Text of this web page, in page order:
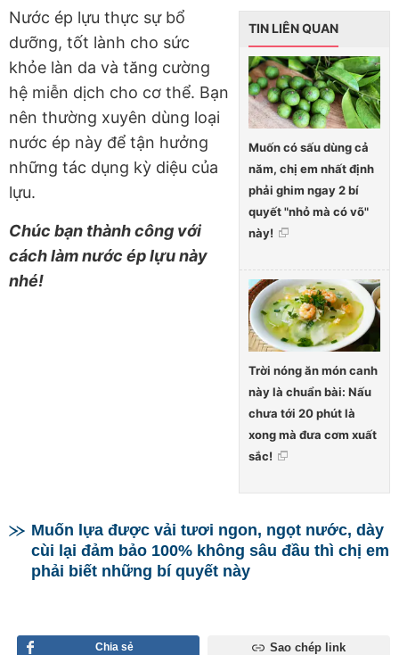
TIN LIÊN QUAN
Muốn có sấu dùng cả
năm, chị em nhất định
phải ghim ngay 2 bí
quyết "nhỏ mà có võ"
này!
Trời nóng ăn món canh
này là chuẩn bài: Nấu
chưa tới 20 phút là
xong mà đưa cơm xuất
sắc!
Nước ép lựu thực sự bổ
dưỡng, tốt lành cho sức
khỏe làn da và tăng cường
hệ miễn dịch cho cơ thể. Bạn
nên thường xuyên dùng loại
nước ép này để tận hưởng
những tác dụng kỳ diệu của
lựu.
Chúc bạn thành công với
cách làm nước ép lựu này
nhé!
Muốn lựa được vải tươi ngon, ngọt nước, dày
cùi lại đảm bảo 100% không sâu đầu thì chị em
phải biết những bí quyết này
Chia sẻ Sao chép link